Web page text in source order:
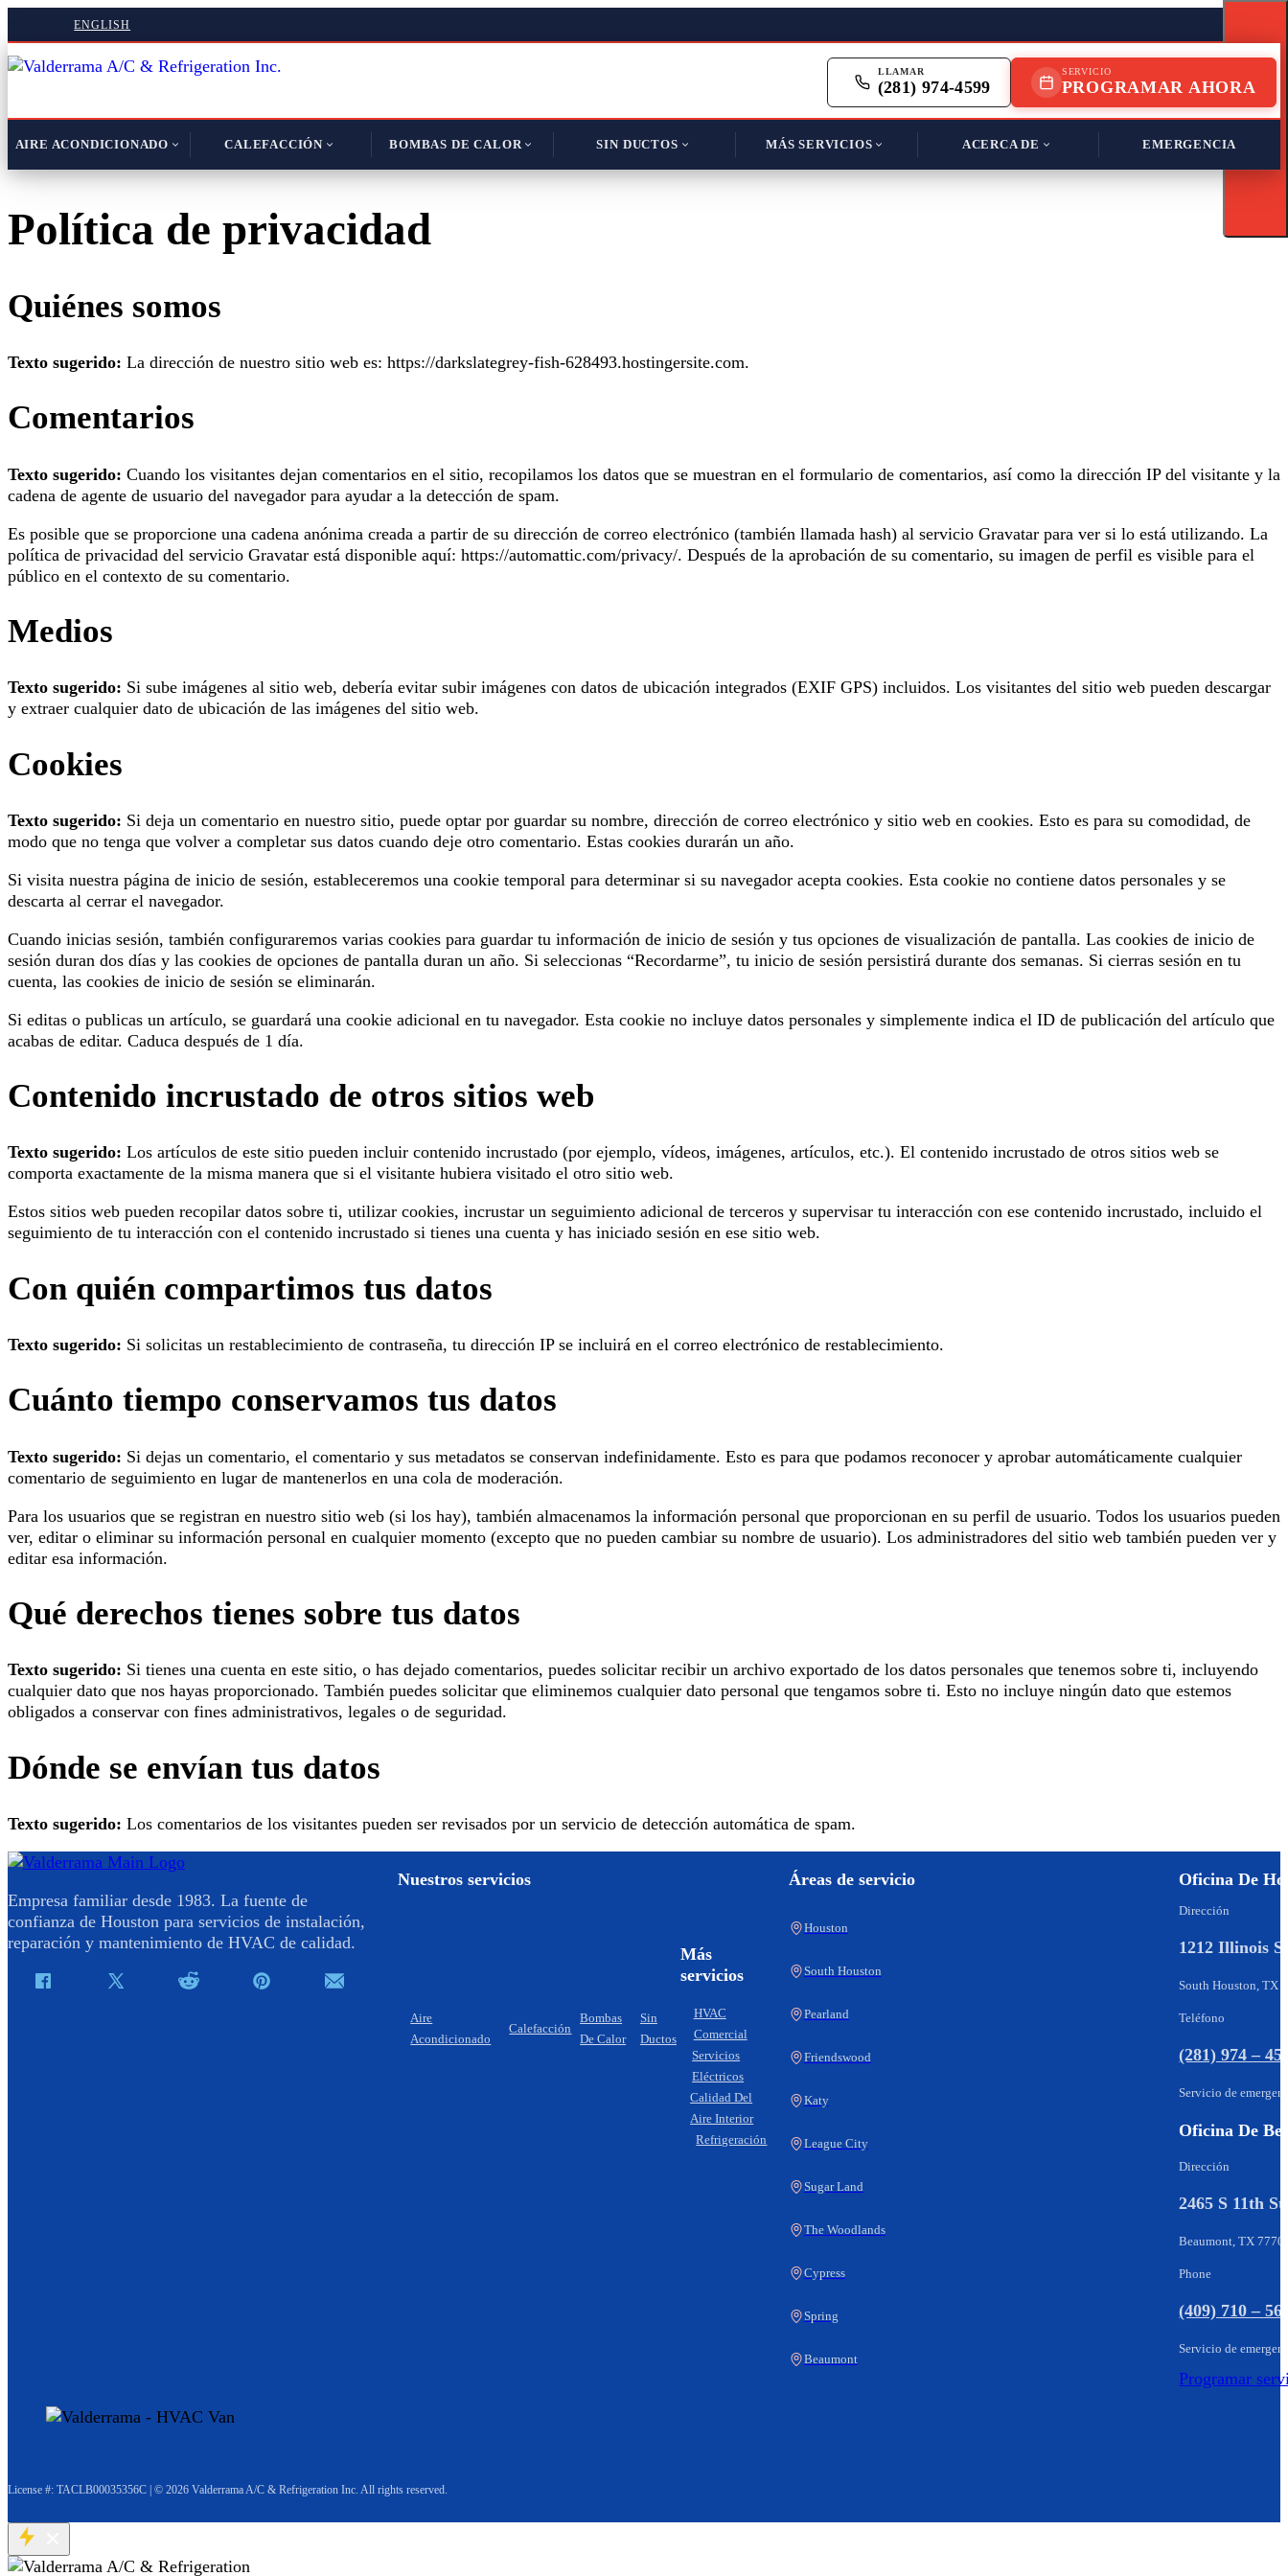
ENGLISH
LLAMAR
(281) 974-4599
SERVICIO
PROGRAMAR AHORA
AIRE ACONDICIONADO CALEFACCIÓN BOMBAS DE CALOR SIN DUCTOS MÁS SERVICIOS ACERCA DE EMERGENCIA
Política de privacidad
Quiénes somos
Texto sugerido: La dirección de nuestro sitio web es: https://darkslategrey-fish-628493.hostingersite.com.
Comentarios
Texto sugerido: Cuando los visitantes dejan comentarios en el sitio, recopilamos los datos que se muestran en el formulario de comentarios, así como la dirección IP del visitante y la
cadena de agente de usuario del navegador para ayudar a la detección de spam.
Es posible que se proporcione una cadena anónima creada a partir de su dirección de correo electrónico (también llamada hash) al servicio Gravatar para ver si lo está utilizando. La
política de privacidad del servicio Gravatar está disponible aquí: https://automattic.com/privacy/. Después de la aprobación de su comentario, su imagen de perfil es visible para el
público en el contexto de su comentario.
Medios
Texto sugerido: Si sube imágenes al sitio web, debería evitar subir imágenes con datos de ubicación integrados (EXIF GPS) incluidos. Los visitantes del sitio web pueden descargar
y extraer cualquier dato de ubicación de las imágenes del sitio web.
Cookies
Texto sugerido: Si deja un comentario en nuestro sitio, puede optar por guardar su nombre, dirección de correo electrónico y sitio web en cookies. Esto es para su comodidad, de
modo que no tenga que volver a completar sus datos cuando deje otro comentario. Estas cookies durarán un año.
Si visita nuestra página de inicio de sesión, estableceremos una cookie temporal para determinar si su navegador acepta cookies. Esta cookie no contiene datos personales y se
descarta al cerrar el navegador.
Cuando inicias sesión, también configuraremos varias cookies para guardar tu información de inicio de sesión y tus opciones de visualización de pantalla. Las cookies de inicio de
sesión duran dos días y las cookies de opciones de pantalla duran un año. Si seleccionas “Recordarme”, tu inicio de sesión persistirá durante dos semanas. Si cierras sesión en tu
cuenta, las cookies de inicio de sesión se eliminarán.
Si editas o publicas un artículo, se guardará una cookie adicional en tu navegador. Esta cookie no incluye datos personales y simplemente indica el ID de publicación del artículo que
acabas de editar. Caduca después de 1 día.
Contenido incrustado de otros sitios web
Texto sugerido: Los artículos de este sitio pueden incluir contenido incrustado (por ejemplo, vídeos, imágenes, artículos, etc.). El contenido incrustado de otros sitios web se
comporta exactamente de la misma manera que si el visitante hubiera visitado el otro sitio web.
Estos sitios web pueden recopilar datos sobre ti, utilizar cookies, incrustar un seguimiento adicional de terceros y supervisar tu interacción con ese contenido incrustado, incluido el
seguimiento de tu interacción con el contenido incrustado si tienes una cuenta y has iniciado sesión en ese sitio web.
Con quién compartimos tus datos
Texto sugerido: Si solicitas un restablecimiento de contraseña, tu dirección IP se incluirá en el correo electrónico de restablecimiento.
Cuánto tiempo conservamos tus datos
Texto sugerido: Si dejas un comentario, el comentario y sus metadatos se conservan indefinidamente. Esto es para que podamos reconocer y aprobar automáticamente cualquier
comentario de seguimiento en lugar de mantenerlos en una cola de moderación.
Para los usuarios que se registran en nuestro sitio web (si los hay), también almacenamos la información personal que proporcionan en su perfil de usuario. Todos los usuarios pueden
ver, editar o eliminar su información personal en cualquier momento (excepto que no pueden cambiar su nombre de usuario). Los administradores del sitio web también pueden ver y
editar esa información.
Qué derechos tienes sobre tus datos
Texto sugerido: Si tienes una cuenta en este sitio, o has dejado comentarios, puedes solicitar recibir un archivo exportado de los datos personales que tenemos sobre ti, incluyendo
cualquier dato que nos hayas proporcionado. También puedes solicitar que eliminemos cualquier dato personal que tengamos sobre ti. Esto no incluye ningún dato que estemos
obligados a conservar con fines administrativos, legales o de seguridad.
Dónde se envían tus datos
Texto sugerido: Los comentarios de los visitantes pueden ser revisados por un servicio de detección automática de spam.
TOP
Empresa familiar desde 1983. La fuente de
confianza de Houston para servicios de instalación,
reparación y mantenimiento de HVAC de calidad.
Nuestros servicios
Aire
Acondicionado
Calefacción
Bombas
De Calor
Sin
Ductos
Más
servicios
HVAC
Comercial
Servicios
Eléctricos
Calidad Del
Aire Interior
Refrigeración
Áreas de servicio
Houston
South Houston
Pearland
Friendswood
Katy
League City
Sugar Land
The Woodlands
Cypress
Spring
Beaumont
Oficina De
Dirección
1212 Illinois
South Houston, TX
Teléfono
(281) 974 –
Servicio de
Oficina De
Dirección
2465 S 11th
Beaumont, TX
Phone
(409) 710 –
Servicio de
Programar
License #: TACLB00035356C | © 2026 Valderrama A/C & Refrigeration Inc. All rights reserved.